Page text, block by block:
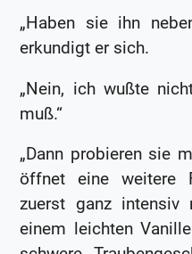
„Haben sie ihn
erkundigt er sich.
„Nein, ich wußte
muß.“
„Dann probieren sie
öffnet eine weitere
zuerst ganz intensiv
einem leichten